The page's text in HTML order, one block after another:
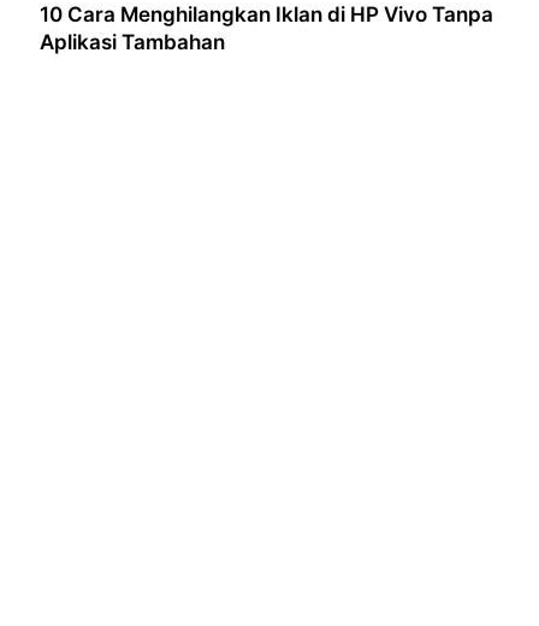
10 Cara Menghilangkan Iklan di HP Vivo Tanpa
Aplikasi Tambahan